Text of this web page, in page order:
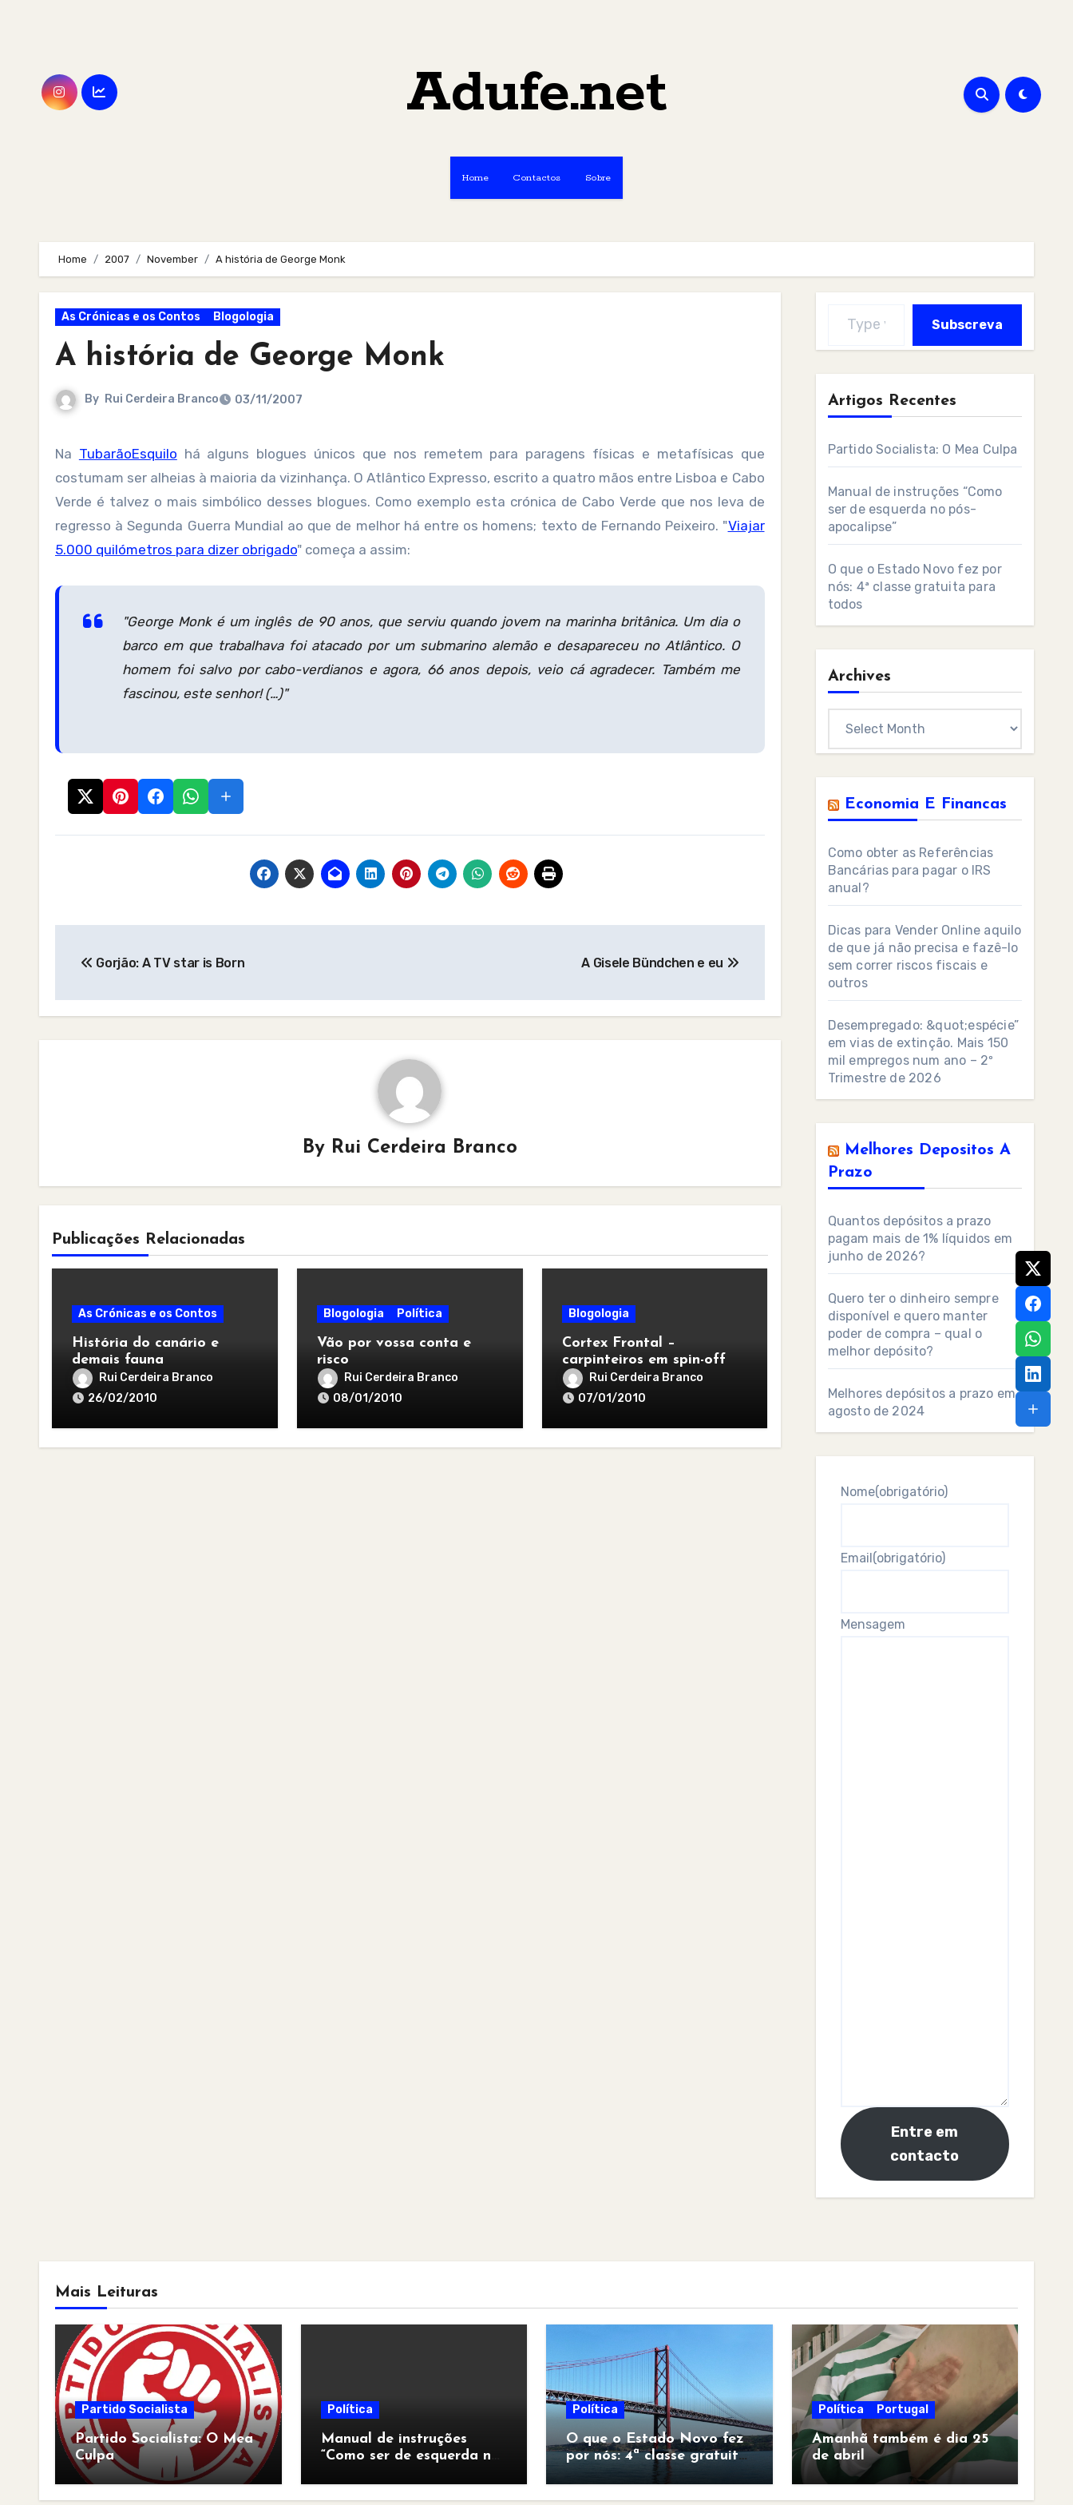
Adufe.net
Home Contactos Sobre
Home 2007 November A história de George Monk
As Crónicas e os Contos Blogologia
A história de George Monk
By Rui Cerdeira Branco 03/11/2007
Na TubarãoEsquilo há alguns blogues únicos que nos remetem para paragens físicas e metafísicas que
costumam ser alheias à maioria da vizinhança. O Atlântico Expresso, escrito a quatro mãos entre Lisboa e Cabo
Verde é talvez o mais simbólico desses blogues. Como exemplo esta crónica de Cabo Verde que nos leva de
regresso à Segunda Guerra Mundial ao que de melhor há entre os homens; texto de Fernando Peixeiro. "Viajar
5.000 quilómetros para dizer obrigado" começa a assim:
"George Monk é um inglês de 90 anos, que serviu quando jovem na marinha britânica. Um dia o
barco em que trabalhava foi atacado por um submarino alemão e desapareceu no Atlântico. O
homem foi salvo por cabo-verdianos e agora, 66 anos depois, veio cá agradecer. Também me
fascinou, este senhor! (…)"
navigation
Gorjão: A TV star is Born A Gisele Bündchen e eu
By Rui Cerdeira Branco
Publicações Relacionadas
As Crónicas e os Contos
História do canário e
demais fauna
Rui Cerdeira Branco
26/02/2010
Blogologia Política
Vão por vossa conta e
risco
Rui Cerdeira Branco
08/01/2010
Blogologia
Cortex Frontal –
carpinteiros em spin-off
Rui Cerdeira Branco
07/01/2010
Subscreva
Artigos Recentes
Partido Socialista: O Mea Culpa
Manual de instruções “Como
ser de esquerda no pós-
apocalipse”
O que o Estado Novo fez por
nós: 4ª classe gratuita para
todos
Archives
Economia E Financas
Como obter as Referências
Bancárias para pagar o IRS
anual?
Dicas para Vender Online aquilo
de que já não precisa e fazê-lo
sem correr riscos fiscais e
outros
Desempregado: &quot;espécie”
em vias de extinção. Mais 150
mil empregos num ano – 2º
Trimestre de 2026
Melhores Depositos A
Prazo
Quantos depósitos a prazo
pagam mais de 1% líquidos em
junho de 2026?
Quero ter o dinheiro sempre
disponível e quero manter
poder de compra – qual o
melhor depósito?
Melhores depósitos a prazo em
agosto de 2024
Nome(obrigatório)
Email(obrigatório)
Mensagem
Entre em
contacto
Mais Leituras
Partido Socialista
Partido Socialista: O Mea
Culpa
Política
Manual de instruções
“Como ser de esquerda no
Política
O que o Estado Novo fez
por nós: 4ª classe gratuita
para todos
Política Portugal
Amanhã também é dia 25
de abril